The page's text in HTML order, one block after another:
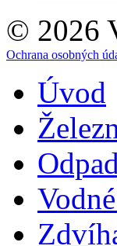
© 2026
Ochrana osobných
Úvod